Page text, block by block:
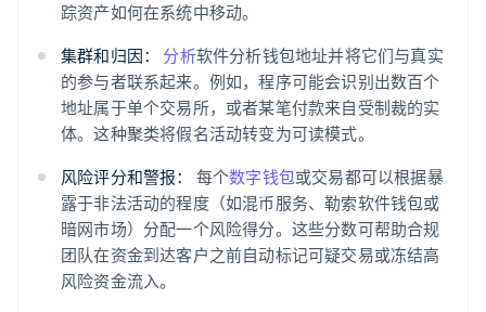
踪资产如何在系统中移动。
集群和归因：
分析软件分析钱包地址并将它们与真实
的参与者联系起来。例如，程序可能会识别出数百个
地址属于单个交易所，或者某笔付款来自受制裁的实
体。这种聚类将假名活动转变为可读模式。
风险评分和警报：
每个数字钱包或交易都可以根据暴
露于非法活动的程度（如混币服务、勒索软件钱包或
暗网市场）分配一个风险得分。这些分数可帮助合规
团队在资金到达客户之前自动标记可疑交易或冻结高
风险资金流入。